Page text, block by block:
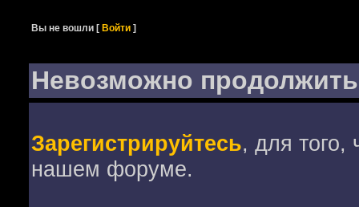
Вы не вошли [Войти ]
Невозможно продолжить
Зарегистрируйтесь, для того,
нашем форуме.